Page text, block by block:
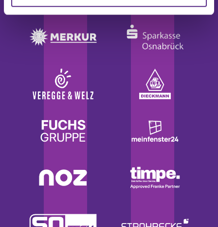
weiteren Daten zusammen, die Sie ihnen bereitgestellt
gesammelt haben.